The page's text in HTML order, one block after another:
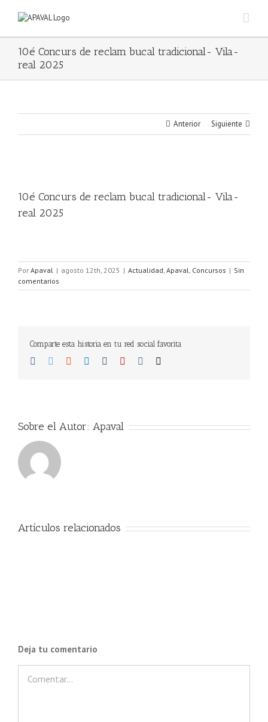
10é Concurs de reclam bucal tradicional- Vila-
real 2025
Anterior Siguiente
más
grande
10é Concurs de reclam bucal tradicional- Vila-
real 2025
Por Apaval | agosto 12th, 2025 | Actualidad, Apaval, Concursos | Sin
comentarios
Comparte esta historia en tu red social favorita
Facebook
TwitterReddit LinkedIn
TumblrPinterest
Sobre el Autor: Apaval
Artículos relacionados
Deja tu comentario